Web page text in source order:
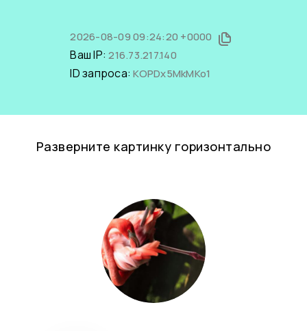
2026-08-09 09:24:20 +0000
Ваш IP:216.73.217.140
ID запроса:KOPDx5MkMKo1
Разверните картинку горизонтально